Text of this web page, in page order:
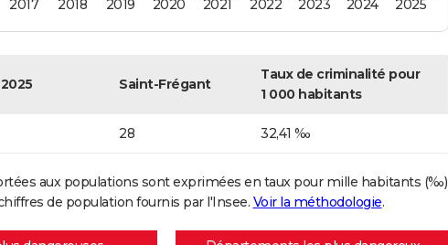
2017 2018 2019 2020 2021 2022 2023 2024 2025
Saint-Frégant
Taux de criminalité pour
1 000 habitants
28 32,41 ‰
aux populations sont exprimées en taux pour mille habitants (‰)
de population fournis par l'Insee. Voir la méthodologie.